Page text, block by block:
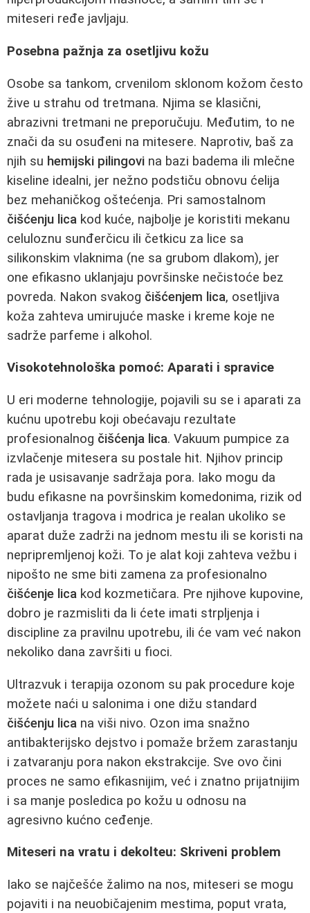
miteseri ređe javljaju.
Posebna pažnja za osetljivu kožu
Osobe sa tankom, crvenilom sklonom kožom često
žive u strahu od tretmana. Njima se klasični,
abrazivni tretmani ne preporučuju. Međutim, to ne
znači da su osuđeni na mitesere. Naprotiv, baš za
njih su hemijski pilingovi na bazi badema ili mlečne
kiseline idealni, jer nežno podstiču obnovu ćelija
bez mehaničkog oštećenja. Pri samostalnom
čišćenju lica kod kuće, najbolje je koristiti mekanu
celuloznu sunđerčicu ili četkicu za lice sa
silikonskim vlaknima (ne sa grubom dlakom), jer
one efikasno uklanjaju površinske nečistoće bez
povreda. Nakon svakog čišćenjem lica, osetljiva
koža zahteva umirujuće maske i kreme koje ne
sadrže parfeme i alkohol.
Visokotehnološka pomoć: Aparati i spravice
U eri moderne tehnologije, pojavili su se i aparati za
kućnu upotrebu koji obećavaju rezultate
profesionalnog čišćenja lica. Vakuum pumpice za
izvlačenje mitesera su postale hit. Njihov princip
rada je usisavanje sadržaja pora. Iako mogu da
budu efikasne na površinskim komedonima, rizik od
ostavljanja tragova i modrica je realan ukoliko se
aparat duže zadrži na jednom mestu ili se koristi na
nepripremljenoj koži. To je alat koji zahteva vežbu i
nipošto ne sme biti zamena za profesionalno
čišćenje lica kod kozmetičara. Pre njihove kupovine,
dobro je razmisliti da li ćete imati strpljenja i
discipline za pravilnu upotrebu, ili će vam već nakon
nekoliko dana završiti u fioci.
Ultrazvuk i terapija ozonom su pak procedure koje
možete naći u salonima i one dižu standard
čišćenju lica na viši nivo. Ozon ima snažno
antibakterijsko dejstvo i pomaže bržem zarastanju
i zatvaranju pora nakon ekstrakcije. Sve ovo čini
proces ne samo efikasnijim, već i znatno prijatnijim
i sa manje posledica po kožu u odnosu na
agresivno kućno ceđenje.
Miteseri na vratu i dekolteu: Skriveni problem
Iako se najčešće žalimo na nos, miteseri se mogu
pojaviti i na neuobičajenim mestima, poput vrata,